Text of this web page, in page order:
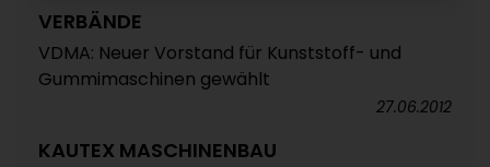
VERBÄNDE
VDMA: Neuer Vorstand für Kunststoff- und
Gummimaschinen gewählt
27.06.2012
KAUTEX MASCHINENBAU